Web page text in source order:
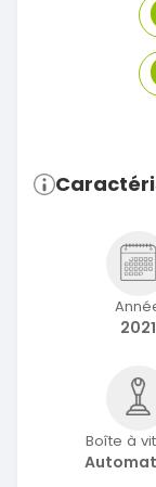
2021
Boîte à